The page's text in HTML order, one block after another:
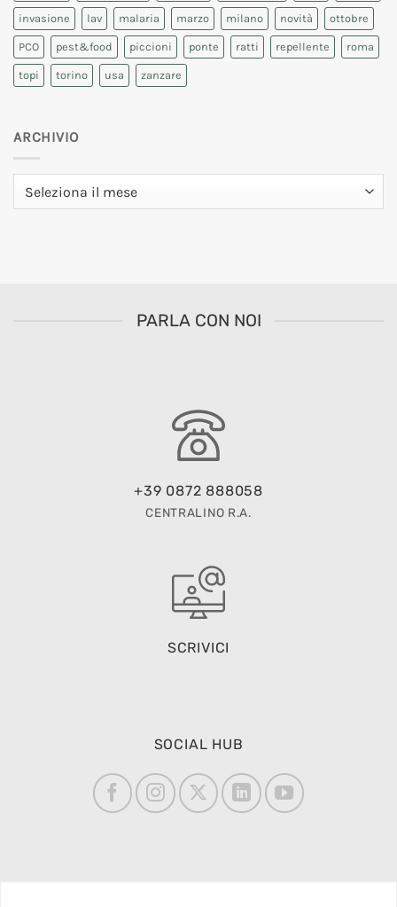
invasione lav malaria marzo milano novità ottobre
PCO pest&food piccioni ponte ratti repellente roma
topi torino usa zanzare
ARCHIVIO
PARLA CON NOI
+39 0872 888058
CENTRALINO R.A.
SCRIVICI
SOCIAL HUB